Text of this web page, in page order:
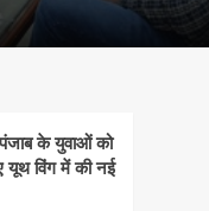
के युवाओं को
विंग में की नई